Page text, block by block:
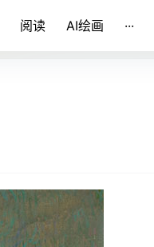
阅读 AI绘画 ···